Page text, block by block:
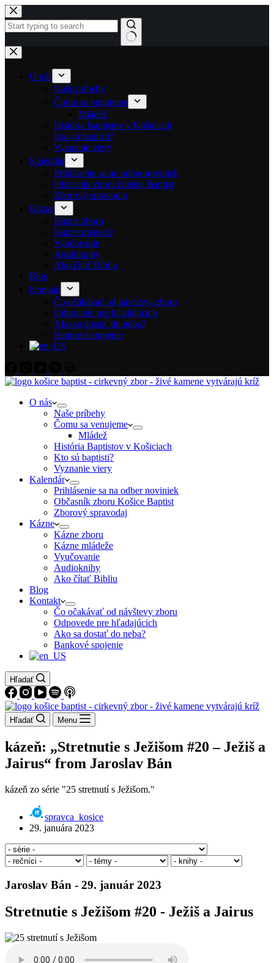
Skip to content
No results
O nás
Naše príbehy
Čomu sa venujeme
Mládež
História Baptistov v Košiciach
Kto sú baptisti?
Vyznanie viery
Kalendár
Prihlásenie sa na odber noviniek
Občasník zboru Košice Baptist
Zborový spravodaj
Kázne
Kázne zboru
Kázne mládeže
Vyučovanie
Audioknihy
Ako čítať Bibliu
Blog
Kontakt
Čo očakávať od návštevy zboru
Odpovede pre hľadajúcich
Ako sa dostať do neba?
Bankové spojenie
O nás
Naše príbehy
Čomu sa venujeme
Mládež
História Baptistov v Košiciach
Kto sú baptisti?
Vyznanie viery
Kalendár
Prihlásenie sa na odber noviniek
Občasník zboru Košice Baptist
Zborový spravodaj
Kázne
Kázne zboru
Kázne mládeže
Vyučovanie
Audioknihy
Ako čítať Bibliu
Blog
Kontakt
Čo očakávať od návštevy zboru
Odpovede pre hľadajúcich
Ako sa dostať do neba?
Bankové spojenie
Hľadať
Hľadať Menu
kázeň: „Stretnutie s Ježišom #20 – Ježiš a
Jairus“ from Jaroslav Bán
kázeň zo série "25 stretnutí s Ježišom."
spravca_kosice
29. januára 2023
Jaroslav Bán - 29. január 2023
Stretnutie s Ježišom #20 - Ježiš a Jairus